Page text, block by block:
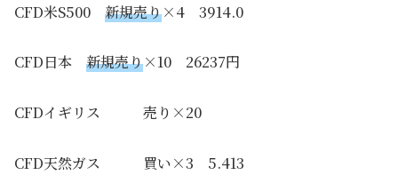
CFD米S500 新規売り×4 3914.0
CFD日本 新規売り×10 26237円
CFDイギリス 売り×20
CFD天然ガス 買い×3 5.413